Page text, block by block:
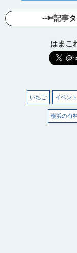
--✄記事
はまこ
いちご イベン
横浜の有